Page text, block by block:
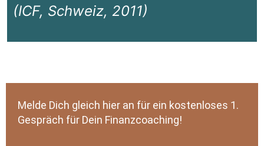
(ICF, Schweiz, 2011)
Melde Dich gleich hier an für ein kostenloses 1.
Gespräch für Dein Finanzcoaching!